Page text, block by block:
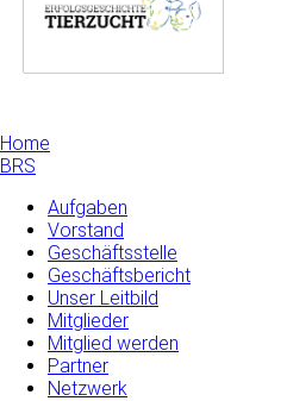
Home
BRS
Aufgaben
Vorstand
Geschäftsstelle
Geschäftsbericht
Unser Leitbild
Mitglieder
Mitglied werden
Partner
Netzwerk